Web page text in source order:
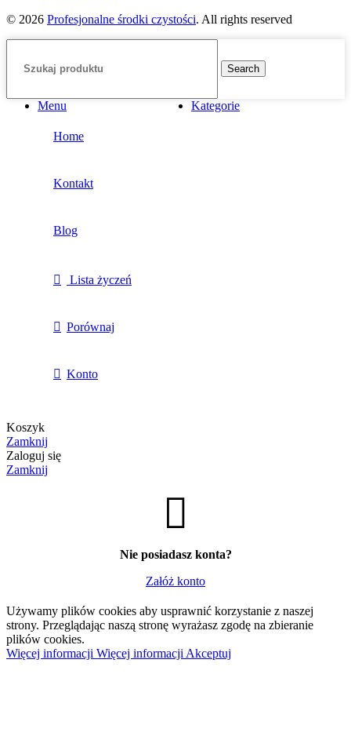
© 2026 Profesjonalne środki czystości. All rights reserved
Search
Menu Kategorie
Home
Kontakt
Blog
Lista życzeń
Porównaj
Konto
Koszyk
Zamknij
Zaloguj się
Zamknij
Nie posiadasz konta?
Załóż konto
Używamy plików cookies aby usprawnić korzystanie z naszej
strony. Przeglądając naszą stronę wyrażasz zgodę na zbieranie
plików cookies.
Więcej informacji Więcej informacji Akceptuj